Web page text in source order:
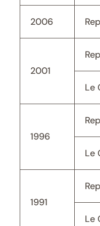
2006
2001
Le
1996
Le
1991
Le